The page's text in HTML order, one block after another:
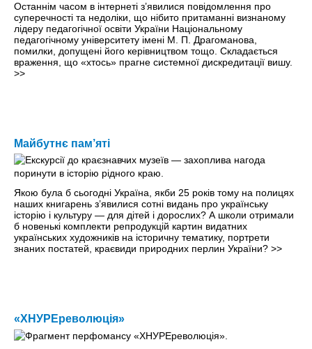
Останнім часом в iнтернеті з’явилися повідомлення про
суперечності та недоліки, що нібито притаманні визнаному
лідеру педагогічної освіти України Національному
педагогічному університету імені М. П. Драгоманова,
помилки, допущені його керівництвом тощо. Складається
враження, що «хтось» прагне системної дискредитації вишу.
>>
Майбутнє пам’яті
Якою була б сьогодні Україна, якби 25 років тому на полицях
наших книгарень з’явилися сотні видань про українську
історію і культуру — для дітей і дорослих? А школи отримали
б новенькі комплекти репродукцій картин видатних
українських художників на історичну тематику, портрети
знаних постатей, краєвиди природних перлин України? >>
«ХНУРЕреволюція»